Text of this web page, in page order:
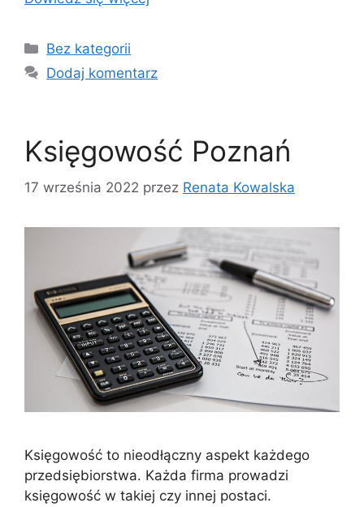
Kategorie
Bez kategorii
Dodaj komentarz
Księgowość Poznań
17 września 2022 przez Renata Kowalska
Księgowość to nieodłączny aspekt każdego
przedsiębiorstwa. Każda firma prowadzi
księgowość w takiej czy innej postaci.